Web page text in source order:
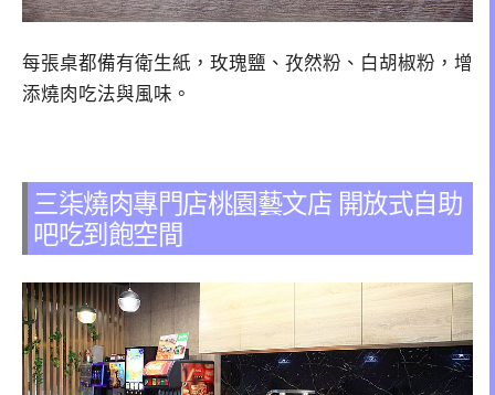
每張桌都備有衛生紙，玫瑰鹽、孜然粉、白胡椒粉，增
添燒肉吃法與風味。
三柒燒肉專門店桃園藝文店 開放式自助
吧吃到飽空間